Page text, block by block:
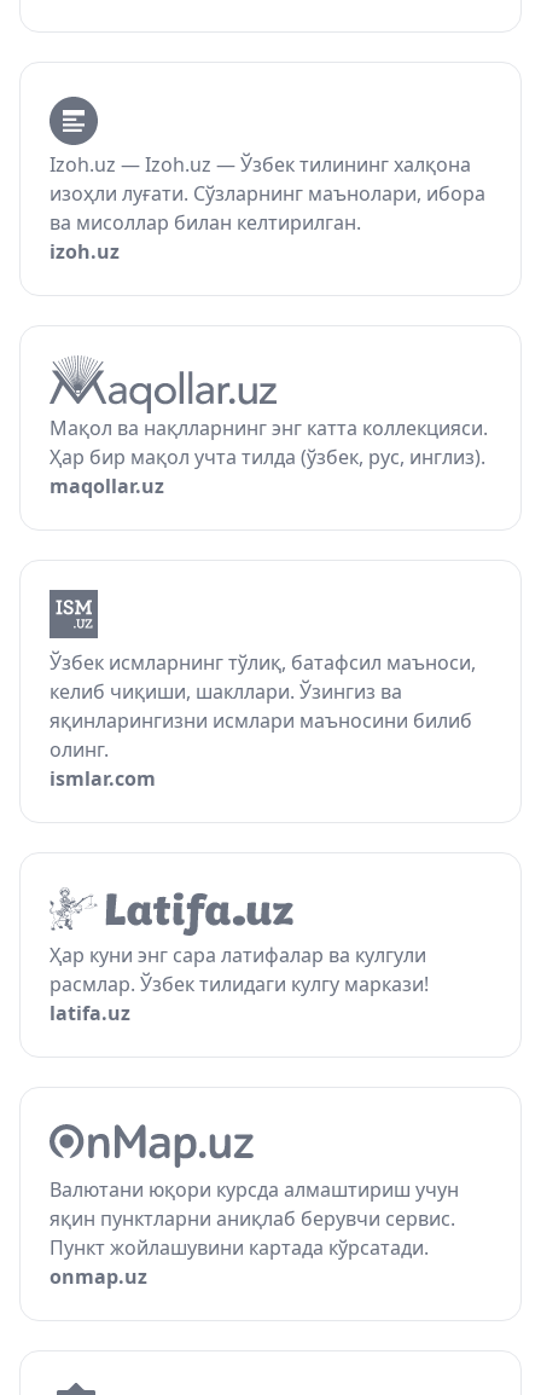
Izoh.uz — Izoh.uz — Ўзбек тилининг халқона
изоҳли луғати. Сўзларнинг маънолари, ибора
ва мисоллар билан келтирилган.
izoh.uz
Мақол ва нақлларнинг энг катта коллекцияси.
Ҳар бир мақол учта тилда (ўзбек, рус, инглиз).
maqollar.uz
Ўзбек исмларнинг тўлиқ, батафсил маъноси,
келиб чиқиши, шакллари. Ўзингиз ва
яқинларингизни исмлари маъносини билиб
олинг.
ismlar.com
Ҳар куни энг сара латифалар ва кулгули
расмлар. Ўзбек тилидаги кулгу маркази!
latifa.uz
Валютани юқори курсда алмаштириш учун
яқин пунктларни аниқлаб берувчи сервис.
Пункт жойлашувини картада кўрсатади.
onmap.uz